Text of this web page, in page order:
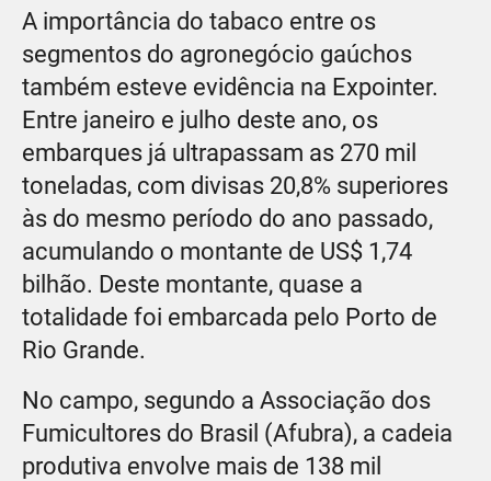
A importância do tabaco entre os
segmentos do agronegócio gaúchos
também esteve evidência na Expointer.
Entre janeiro e julho deste ano, os
embarques já ultrapassam as 270 mil
toneladas, com divisas 20,8% superiores
às do mesmo período do ano passado,
acumulando o montante de US$ 1,74
bilhão. Deste montante, quase a
totalidade foi embarcada pelo Porto de
Rio Grande.
No campo, segundo a Associação dos
Fumicultores do Brasil (Afubra), a cadeia
produtiva envolve mais de 138 mil